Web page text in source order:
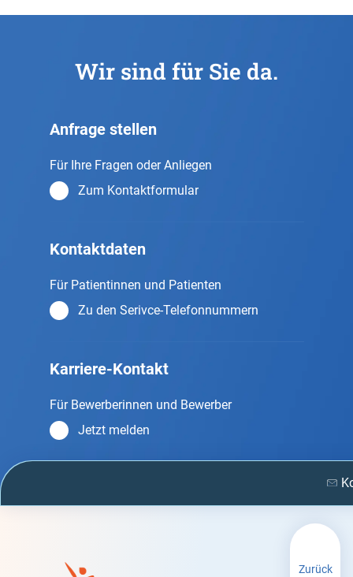
Wir sind für Sie da.
Anfrage stellen
Für Ihre Fragen oder Anliegen
Zum Kontaktformular
Kontaktdaten
Für Patientinnen und Patienten
Zu den Serivce-Telefonnummern
Karriere-Kontakt
Für Bewerberinnen und Bewerber
Jetzt melden
Zurück